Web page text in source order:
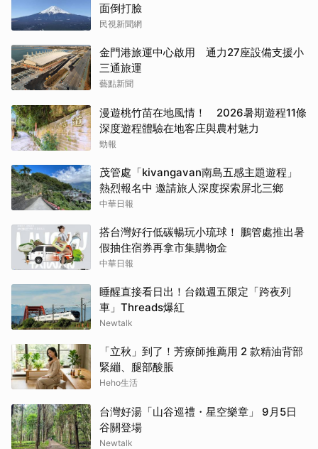
面倒打臉
民視新聞網
金門港旅運中心啟用 通力27座設備支援小
三通旅運
藝點新聞
漫遊桃竹苗在地風情！ 2026暑期遊程11條
深度遊程體驗在地客庄與農村魅力
勁報
茂管處「kivangavan南島五感主題遊程」
熱烈報名中 邀請旅人深度探索屏北三鄉
中華日報
搭台灣好行低碳暢玩小琉球！ 鵬管處推出暑
假抽住宿券再拿市集購物金
中華日報
睡醒直接看日出！台鐵週五限定「跨夜列
車」Threads爆紅
Newtalk
「立秋」到了！芳療師推薦用 2 款精油背部
緊繃、腿部酸脹
Heho生活
台灣好湯「山谷巡禮・星空樂章」 9月5日
谷關登場
Newtalk